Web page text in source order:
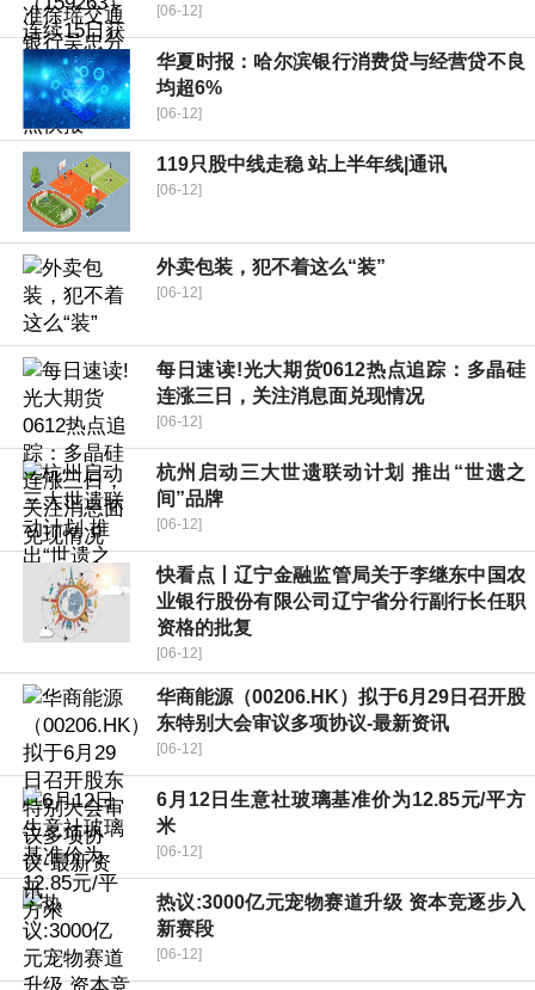
[06-12]
华夏时报：哈尔滨银行消费贷与经营贷不良
均超6%
[06-12]
119只股中线走稳 站上半年线|通讯
[06-12]
外卖包装，犯不着这么“装”
[06-12]
每日速读!光大期货0612热点追踪：多晶硅
连涨三日，关注消息面兑现情况
[06-12]
杭州启动三大世遗联动计划 推出“世遗之
间”品牌
[06-12]
快看点丨辽宁金融监管局关于李继东中国农
业银行股份有限公司辽宁省分行副行长任职
资格的批复
[06-12]
华商能源（00206.HK）拟于6月29日召开股
东特别大会审议多项协议-最新资讯
[06-12]
6月12日生意社玻璃基准价为12.85元/平方
米
[06-12]
热议:3000亿元宠物赛道升级 资本竞逐步入
新赛段
[06-12]